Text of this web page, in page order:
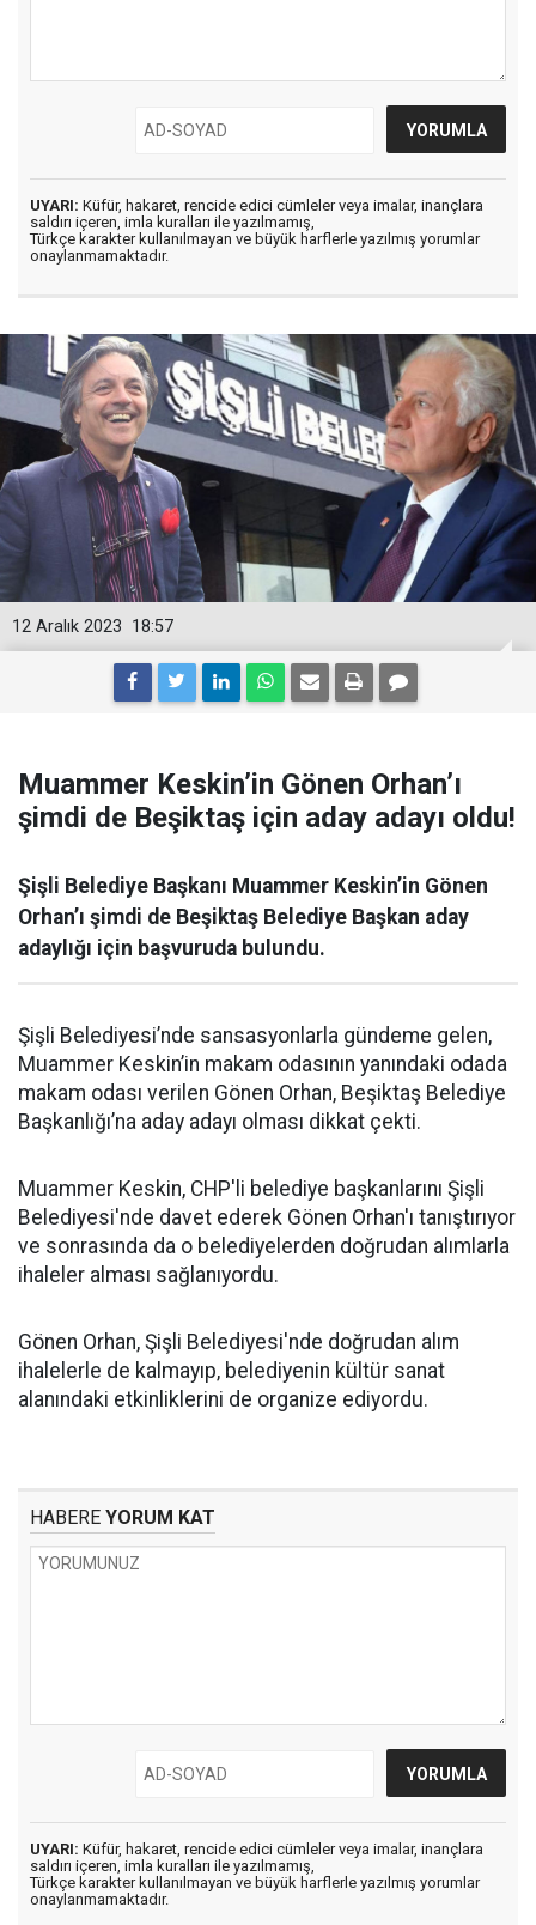
UYARI: Küfür, hakaret, rencide edici cümleler veya imalar, inançlara
saldırı içeren, imla kuralları ile yazılmamış,
Türkçe karakter kullanılmayan ve büyük harflerle yazılmış yorumlar
onaylanmamaktadır.
18:57
12 Aralık 2023
Muammer Keskin’in Gönen Orhan’ı
şimdi de Beşiktaş için aday adayı oldu!
Şişli Belediye Başkanı Muammer Keskin’in Gönen
Orhan’ı şimdi de Beşiktaş Belediye Başkan aday
adaylığı için başvuruda bulundu.
Şişli Belediyesi’nde sansasyonlarla gündeme gelen,
Muammer Keskin’in makam odasının yanındaki odada
makam odası verilen Gönen Orhan, Beşiktaş Belediye
Başkanlığı’na aday adayı olması dikkat çekti.
Muammer Keskin, CHP'li belediye başkanlarını Şişli
Belediyesi'nde davet ederek Gönen Orhan'ı tanıştırıyor
ve sonrasında da o belediyelerden doğrudan alımlarla
ihaleler alması sağlanıyordu.
Gönen Orhan, Şişli Belediyesi'nde doğrudan alım
ihalelerle de kalmayıp, belediyenin kültür sanat
alanındaki etkinliklerini de organize ediyordu.
HABERE YORUM KAT
UYARI: Küfür, hakaret, rencide edici cümleler veya imalar, inançlara
saldırı içeren, imla kuralları ile yazılmamış,
Türkçe karakter kullanılmayan ve büyük harflerle yazılmış yorumlar
onaylanmamaktadır.